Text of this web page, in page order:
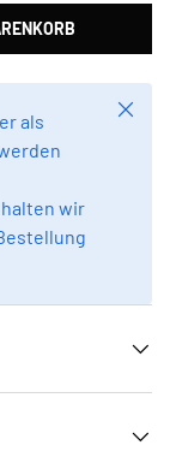
als
halten wir